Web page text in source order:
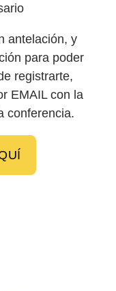
antelación, y
para poder
registrarte,
EMAIL con la
conferencia.